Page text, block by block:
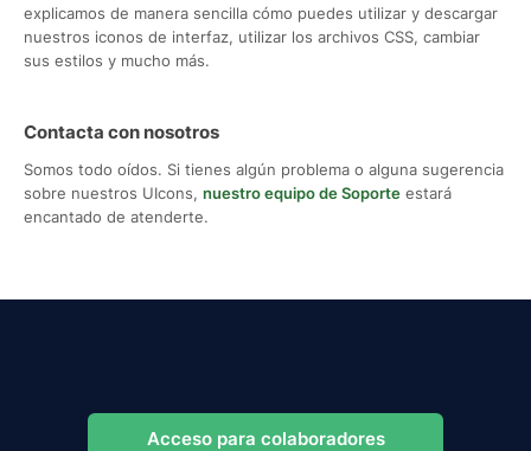
explicamos de manera sencilla cómo puedes utilizar y descargar
nuestros iconos de interfaz, utilizar los archivos CSS, cambiar
sus estilos y mucho más.
Contacta con nosotros
Somos todo oídos. Si tienes algún problema o alguna sugerencia
sobre nuestros UIcons, nuestro equipo de Soporte estará
encantado de atenderte.
Acceso para colaboradores